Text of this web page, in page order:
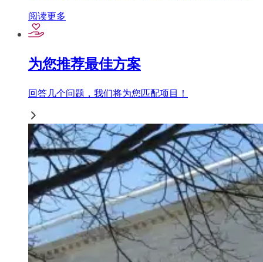
阅读更多
为您推荐最佳方案
回答几个问题，我们将为您匹配项目！